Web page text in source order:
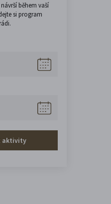
během vaší
si program
aktivity